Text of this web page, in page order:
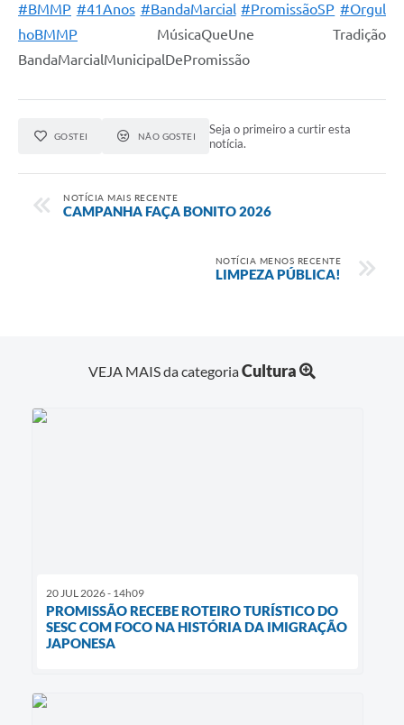
#BMMP #41Anos #BandaMarcial #PromissãoSP #Orgul
hoBMMP MúsicaQueUne Tradição
BandaMarcialMunicipalDePromissão
GOSTEI NÃO GOSTEI
Seja o primeiro a curtir esta
notícia.
NOTÍCIA MAIS RECENTE
CAMPANHA FAÇA BONITO 2026
NOTÍCIA MENOS RECENTE
LIMPEZA PÚBLICA!
VEJA MAIS da categoriaCultura
20 JUL 2026 - 14h09
PROMISSÃO RECEBE ROTEIRO TURÍSTICO DO
SESC COM FOCO NA HISTÓRIA DA IMIGRAÇÃO
JAPONESA